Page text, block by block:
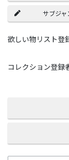
サブジャ
欲しい物リスト登
コレクション登録